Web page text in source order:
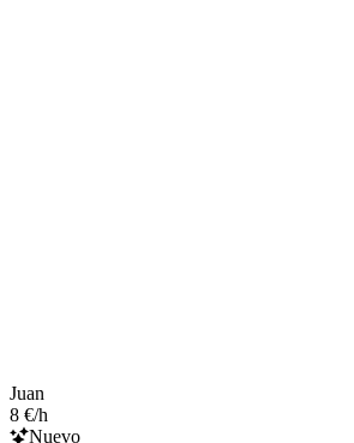
Juan
8 €/h
Nuevo